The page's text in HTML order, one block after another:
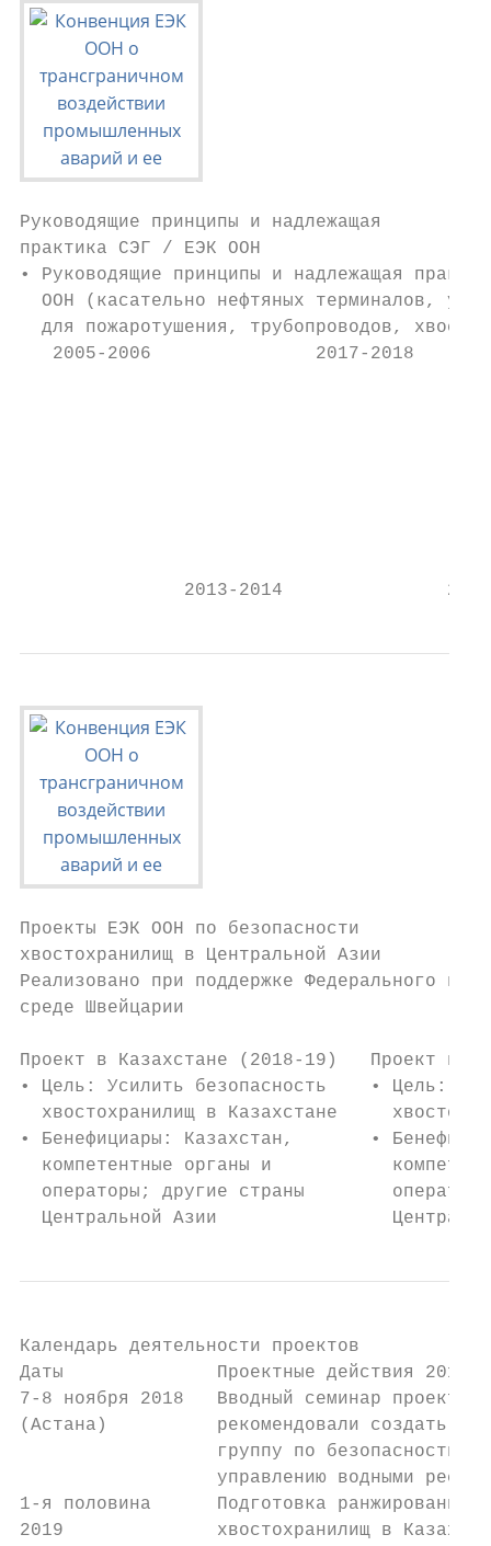
Руководящие принципы и надлежащая
практика СЭГ / ЕЭК ООН
• Руководящие принципы и надлежащая
ООН (касательно нефтяных терминалов,
для пожаротушения, трубопроводов,
   2005-2006               2017-2018
2013-2014
Проекты ЕЭК ООН по безопасности
хвостохранилищ в Центральной Азии
Реализовано при поддержке Федерального
среде Швейцарии
Проект в Казахстане (2018-19)   Проект в
• Цель: Усилить безопасность    • Цель:
хвостохранилищ в Казахстане
• Бенефициары: Казахстан,       •
компетентные органы и
операторы; другие страны
Центральной Азии
Календарь деятельности проектов
Даты              Проектные действия 2018-
7-8 ноября 2018   Вводный семинар проекта
(Астана)          рекомендовали создать
группу по безопасности
управлению водными
1-я половина      Подготовка
2019              хвостохранилищ в